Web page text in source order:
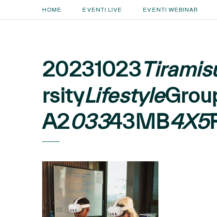
HOME EVENTI LIVE EVENTI WEBINAR
20231023
rsityLifestyle
A203343MB4X5